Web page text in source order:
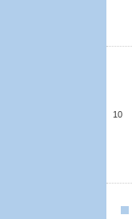
10